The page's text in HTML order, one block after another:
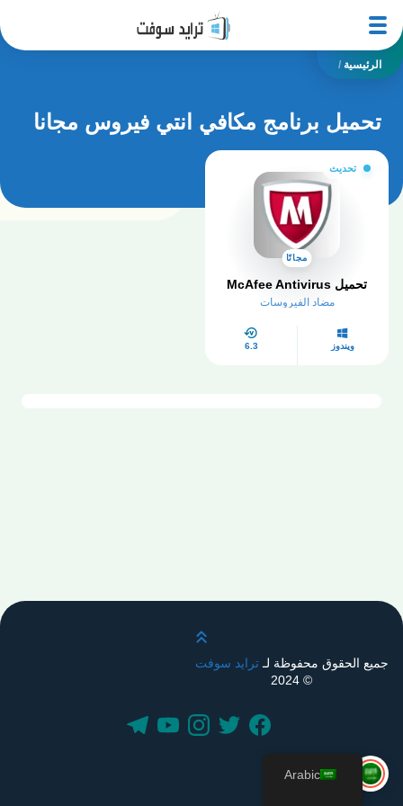
الرئيسية /
تحميل برنامج مكافي انتي فيروس مجانا
تحديث
مجانًا
تحميل McAfee Antivirus
مضاد الفيروسات
ويندوز 6.3
قم بالتمرير لأعلى
جميع الحقوق محفوظة لـترايد سوفت
© 2024
Arabic